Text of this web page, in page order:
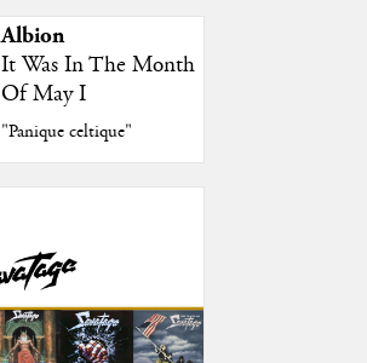
Albion
It Was In The Month
Of May I
"Panique celtique"